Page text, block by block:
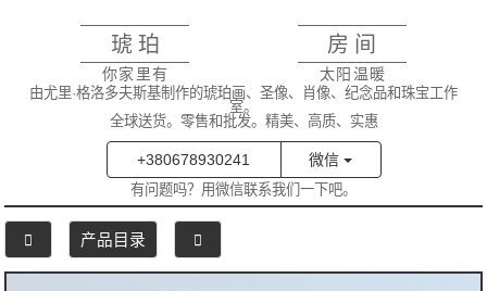
琥珀 房间
你家里有 太阳温暖
由尤里·格洛多夫斯基制作的琥珀画、圣像、肖像、纪念品和珠宝工作
室。
全球送货。零售和批发。精美、高质、实惠
+380678930241 微信
有问题吗？用微信联系我们一下吧。
产品目录